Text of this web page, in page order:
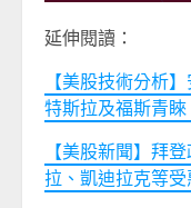
延伸閱讀：
【美股技術分析
特斯拉及福斯青
【美股新聞】拜
拉、凱迪拉克等受